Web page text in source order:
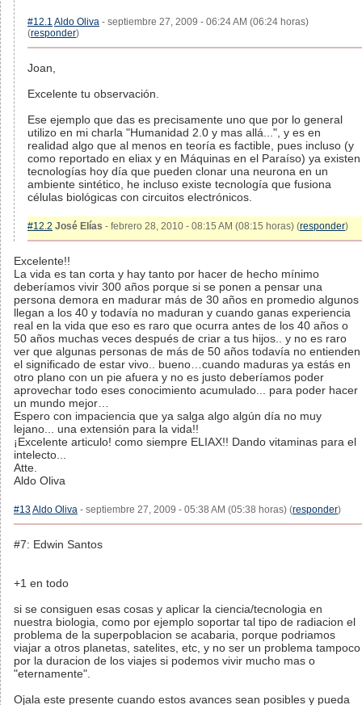
#12.1 Aldo Oliva - septiembre 27, 2009 - 06:24 AM (06:24 horas)
(responder)
Joan,
Excelente tu observación.
Ese ejemplo que das es precisamente uno que por lo general
utilizo en mi charla "Humanidad 2.0 y mas allá...", y es en
realidad algo que al menos en teoría es factible, pues incluso (y
como reportado en eliax y en Máquinas en el Paraíso) ya existen
tecnologías hoy día que pueden clonar una neurona en un
ambiente sintético, he incluso existe tecnología que fusiona
células biológicas con circuitos electrónicos.
#12.2 José Elías - febrero 28, 2010 - 08:15 AM (08:15 horas) (responder)
Excelente!!
La vida es tan corta y hay tanto por hacer de hecho mínimo
deberíamos vivir 300 años porque si se ponen a pensar una
persona demora en madurar más de 30 años en promedio algunos
llegan a los 40 y todavía no maduran y cuando ganas experiencia
real en la vida que eso es raro que ocurra antes de los 40 años o
50 años muchas veces después de criar a tus hijos.. y no es raro
ver que algunas personas de más de 50 años todavía no entienden
el significado de estar vivo.. bueno…cuando maduras ya estás en
otro plano con un pie afuera y no es justo deberíamos poder
aprovechar todo eses conocimiento acumulado... para poder hacer
un mundo mejor…
Espero con impaciencia que ya salga algo algún día no muy
lejano... una extensión para la vida!!
¡Excelente articulo! como siempre ELIAX!! Dando vitaminas para el
intelecto...
Atte.
Aldo Oliva
#13Aldo Oliva - septiembre 27, 2009 - 05:38 AM (05:38 horas) (responder)
#7: Edwin Santos
+1 en todo
si se consiguen esas cosas y aplicar la ciencia/tecnologia en
nuestra biologia, como por ejemplo soportar tal tipo de radiacion el
problema de la superpoblacion se acabaria, porque podriamos
viajar a otros planetas, satelites, etc, y no ser un problema tampoco
por la duracion de los viajes si podemos vivir mucho mas o
"eternamente".
Ojala este presente cuando estos avances sean posibles y pueda